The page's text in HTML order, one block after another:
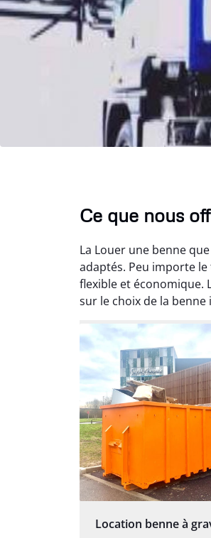
Ce que nous
La Louer une benne
adaptés. Peu importe
flexible et économique.
sur le choix de la benne
Location benne à